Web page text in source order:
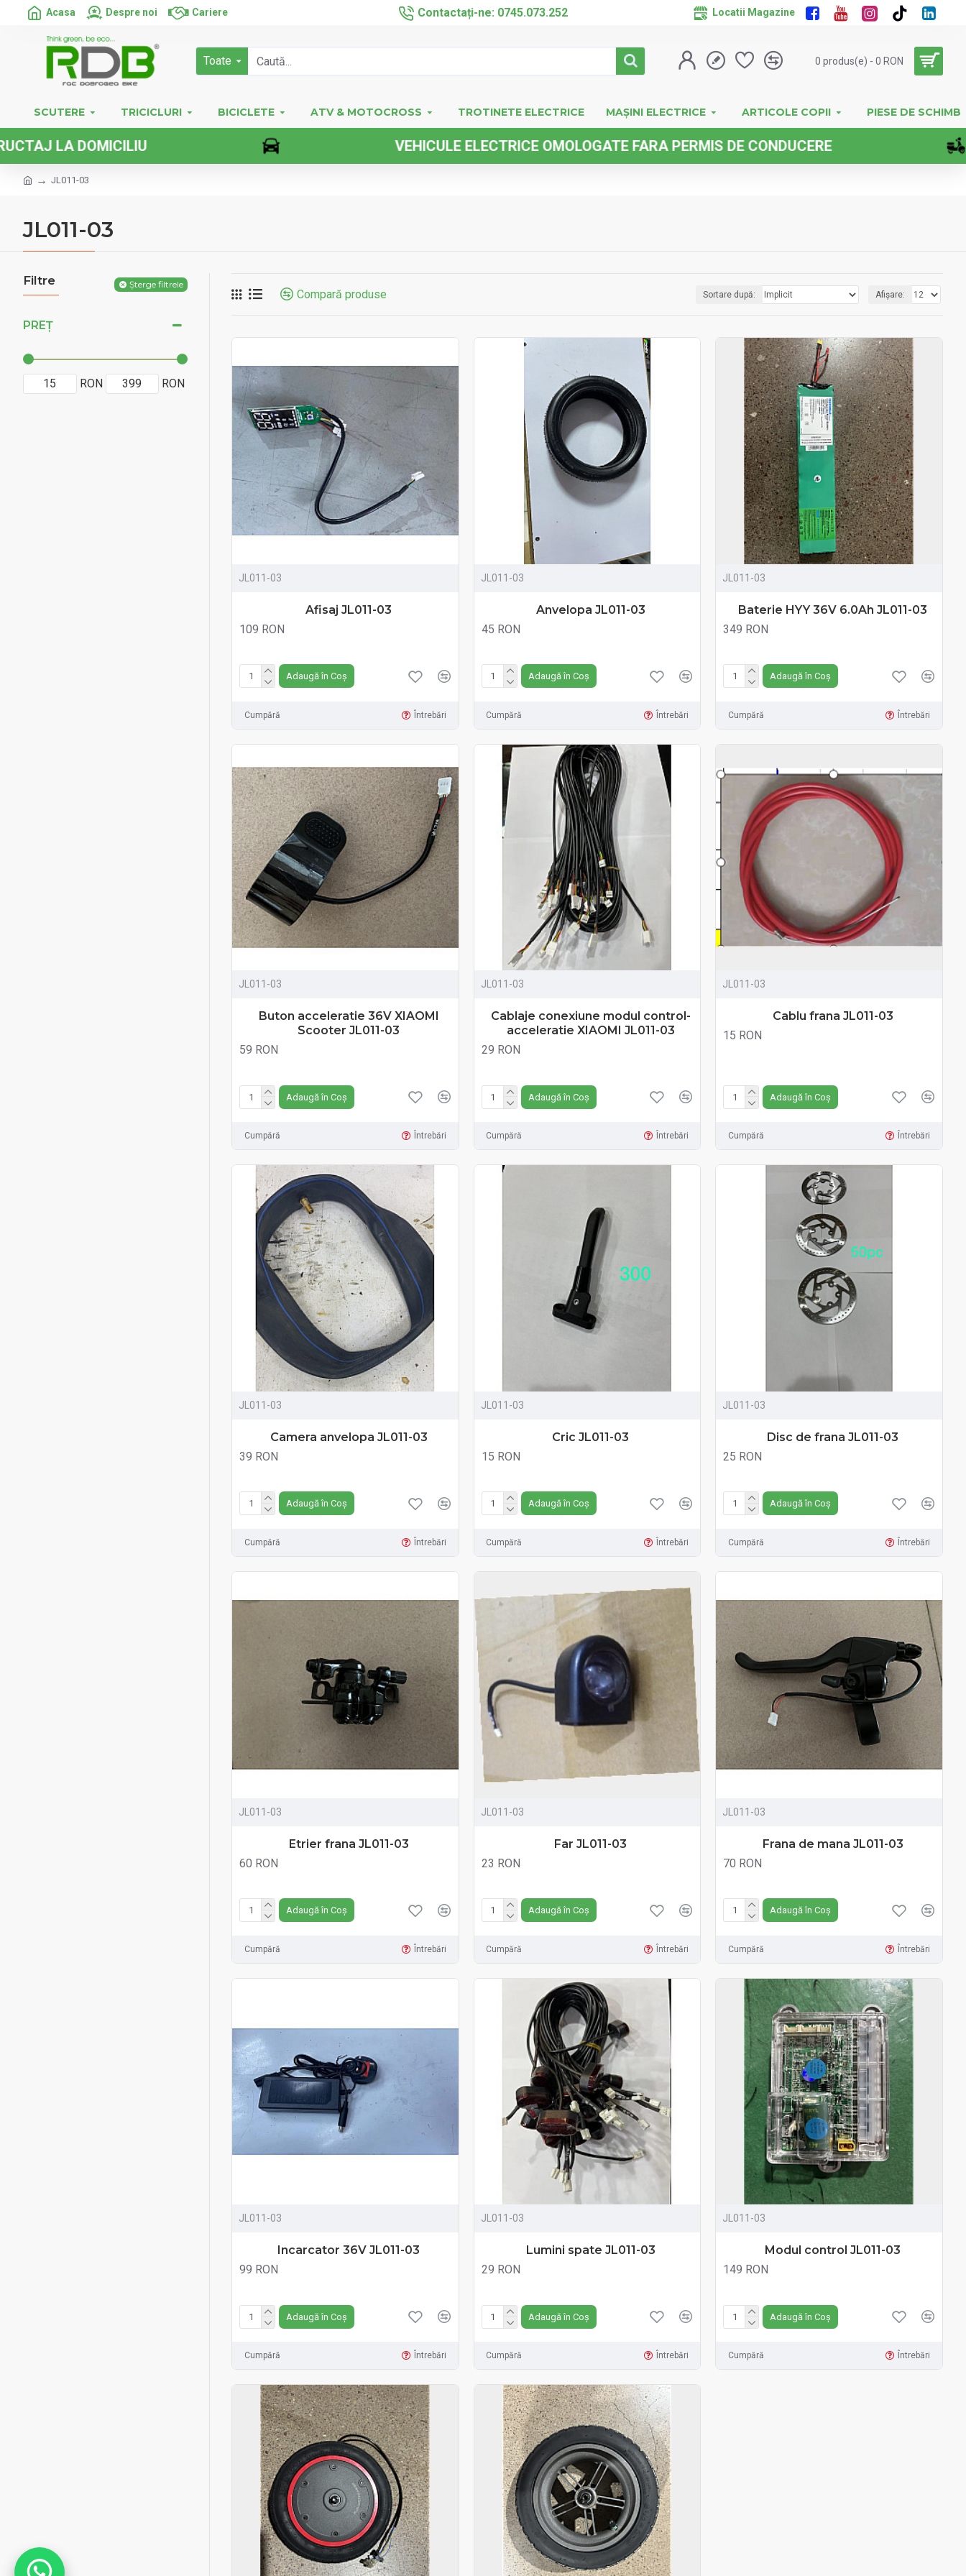
Acasa Despre noi Cariere Contactați-ne: 0745.073.252 Locatii Magazine
Toate 0 produs(e) - 0 RON
SCUTERE TRICICLURI BICICLETE ATV & MOTOCROSS TROTINETE ELECTRICE MAȘINI ELECTRICE ARTICOLE COPII PIESE DE SCHIMB
VEHICULE ELECTRICE OMOLOGATE FARA PERMIS DE CONDUCERE
JL011-03
JL011-03
Filtre Șterge filtrele
PREȚ
RON RON
Compară produse Sortare după: Afișare:
JL011-03
Afisaj JL011-03
109 RON
Adaugă în Coș
Cumpără Întrebări
JL011-03
Anvelopa JL011-03
45 RON
Adaugă în Coș
Cumpără Întrebări
JL011-03
Baterie HYY 36V 6.0Ah JL011-03
349 RON
Adaugă în Coș
Cumpără Întrebări
JL011-03
Buton acceleratie 36V XIAOMI
Scooter JL011-03
59 RON
Adaugă în Coș
Cumpără Întrebări
JL011-03
Cablaje conexiune modul control-
acceleratie XIAOMI JL011-03
29 RON
Adaugă în Coș
Cumpără Întrebări
JL011-03
Cablu frana JL011-03
15 RON
Adaugă în Coș
Cumpără Întrebări
JL011-03
Camera anvelopa JL011-03
39 RON
Adaugă în Coș
Cumpără Întrebări
JL011-03
Cric JL011-03
15 RON
Adaugă în Coș
Cumpără Întrebări
JL011-03
Disc de frana JL011-03
25 RON
Adaugă în Coș
Cumpără Întrebări
JL011-03
Etrier frana JL011-03
60 RON
Adaugă în Coș
Cumpără Întrebări
JL011-03
Far JL011-03
23 RON
Adaugă în Coș
Cumpără Întrebări
JL011-03
Frana de mana JL011-03
70 RON
Adaugă în Coș
Cumpără Întrebări
JL011-03
Incarcator 36V JL011-03
99 RON
Adaugă în Coș
Cumpără Întrebări
JL011-03
Lumini spate JL011-03
29 RON
Adaugă în Coș
Cumpără Întrebări
JL011-03
Modul control JL011-03
149 RON
Adaugă în Coș
Cumpără Întrebări